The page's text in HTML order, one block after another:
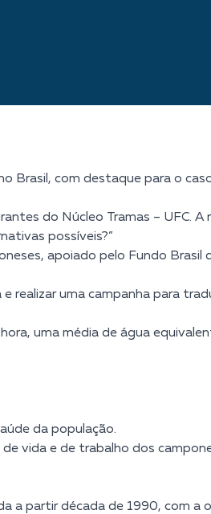
Brasil, com destaque para o
do Núcleo Tramas – UFC. A
possíveis?”
apoiado pelo Fundo Brasil
realizar uma campanha para
uma média de água
da população.
vida e de trabalho dos
a partir década de 1990, com a